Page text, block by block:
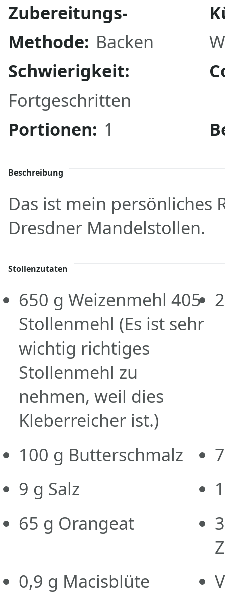
Zubereitungs-
Methode: Backen
Schwierigkeit:
Fortgeschritten
Portionen: 1
Beschreibung
Das ist mein persönliches
Dresdner Mandelstollen.
Stollenzutaten
650 g Weizenmehl 405
Stollenmehl (Es ist sehr
wichtig richtiges
Stollenmehl zu
nehmen, weil dies
Kleberreicher ist.)
100 g Butterschmalz
9 g Salz
65 g Orangeat
0,9 g Macisblüte